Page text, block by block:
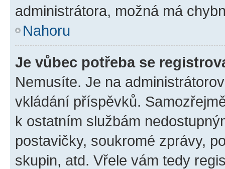
administrátora, možná má
Nahoru
Je vůbec potřeba se
Nemusíte. Je na
vkládání příspěvků.
k ostatním službám
postavičky, soukromé zprávy,
skupin, atd. Vřele vám tedy